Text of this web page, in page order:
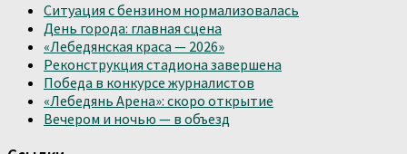
Ситуация с бензином нормализовалась
День города: главная сцена
«Лебедянская краса — 2026»
Реконструкция стадиона завершена
Победа в конкурсе журналистов
«Лебедянь Арена»: скоро открытие
Вечером и ночью — в объезд